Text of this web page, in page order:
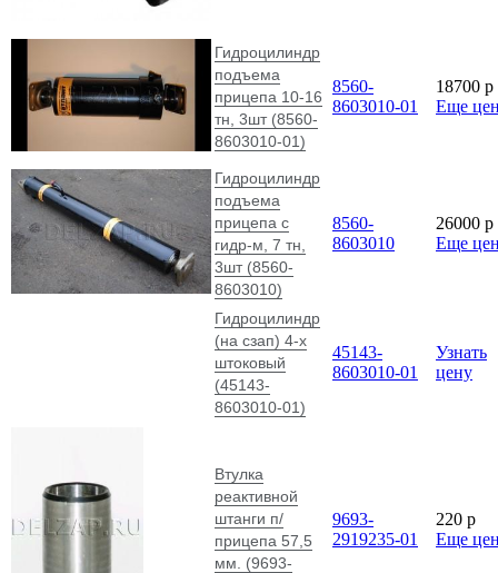
Гидроцилиндр
подъема
прицепа 10-16
тн, 3шт (8560-
8603010-01)
8560-
8603010-01
18700 p
Еще
Гидроцилиндр
подъема
прицепа с
гидр-м, 7 тн,
3шт (8560-
8603010)
8560-
8603010
26000 p
Еще
Гидроцилиндр
(на сзап) 4-х
штоковый
(45143-
8603010-01)
45143-
8603010-01
Узнать
цену
Втулка
реактивной
штанги п/
прицепа 57,5
мм. (9693-
9693-
2919235-01
220 p
Еще